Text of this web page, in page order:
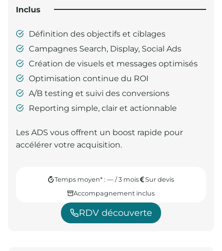
Inclus
Définition des objectifs et ciblages
Campagnes Search, Display, Social Ads
Création de visuels et messages optimisés
Optimisation continue du ROI
A/B testing et suivi des conversions
Reporting simple, clair et actionnable
Les ADS vous offrent un boost rapide pour
accélérer votre acquisition.
Temps moyen* : — / 3 mois
Sur devis
Accompagnement inclus
RDV découverte